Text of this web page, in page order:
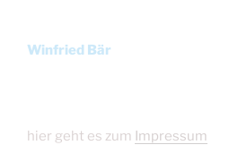
Winfried Bär
hier geht es zum Impressum